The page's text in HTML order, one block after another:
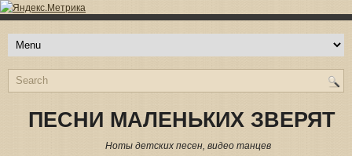
ПЕСНИ МАЛЕНЬКИХ ЗВЕРЯТ
Ноты детских песен, видео танцев